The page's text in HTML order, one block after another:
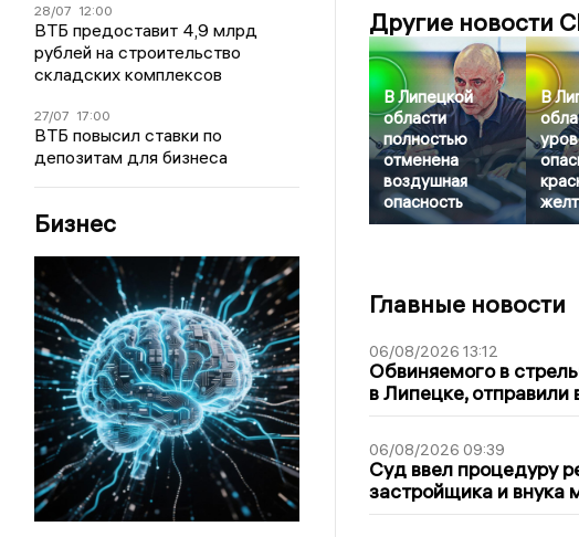
28/07 12:00
ВТБ предоставит 4,9 млрд
рублей на строительство
складских комплексов
27/07 17:00
ВТБ повысил ставки по
депозитам для бизнеса
Бизнес
Другие новости
В Липецкой
области
полностью
отменена
воздушная
опасность
В
Главные новости
06/08/2026 13:12
Обвиняемого в
в Липецке,
06/08/2026 09:39
Суд ввел процедуру
застройщика и